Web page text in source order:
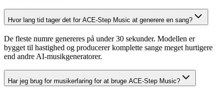
Hvor lang tid tager det for ACE-Step Music at generere en sang?
De fleste numre genereres på under 30 sekunder. Modellen er
bygget til hastighed og producerer komplette sange meget hurtigere
end andre AI-musikgeneratorer.
Har jeg brug for musikerfaring for at bruge ACE-Step Music?